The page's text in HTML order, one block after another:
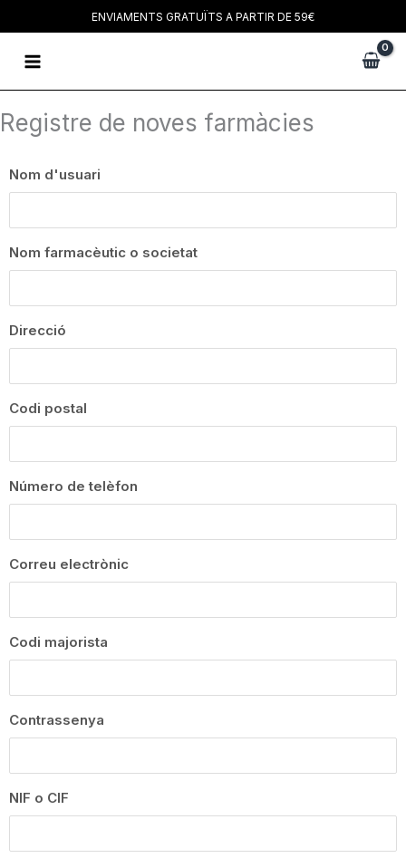
al
contingut
ENVIAMENTS GRATUÏTS A PARTIR DE 59€
Main
Registre de noves farmàcies
Nom d'usuari
Nom farmacèutic o societat
Direcció
Codi postal
Número de telèfon
Correu electrònic
Codi majorista
Contrassenya
NIF o CIF